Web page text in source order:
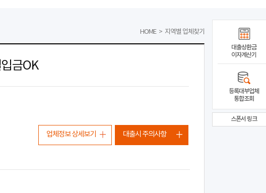
HOME > 지역별 업체찾기
금OK
업체정보 상세보기 대출시 주의사항
대출상환금
이자계산기
등록대부업체
통합조회
스폰서 링크